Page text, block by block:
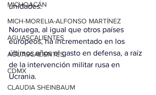
MICHOACÁN
MICH-MORELIA-ALFONSO MARTÍNEZ
AGUASCALIENTES
AGUASCALIENTES
CDMX
CLAUDIA SHEINBAUM
unidades.
Noruega, al igual que otros países
europeos, ha incrementado en los
últimos años el gasto en defensa, a raíz
de la intervención militar rusa en
Ucrania.